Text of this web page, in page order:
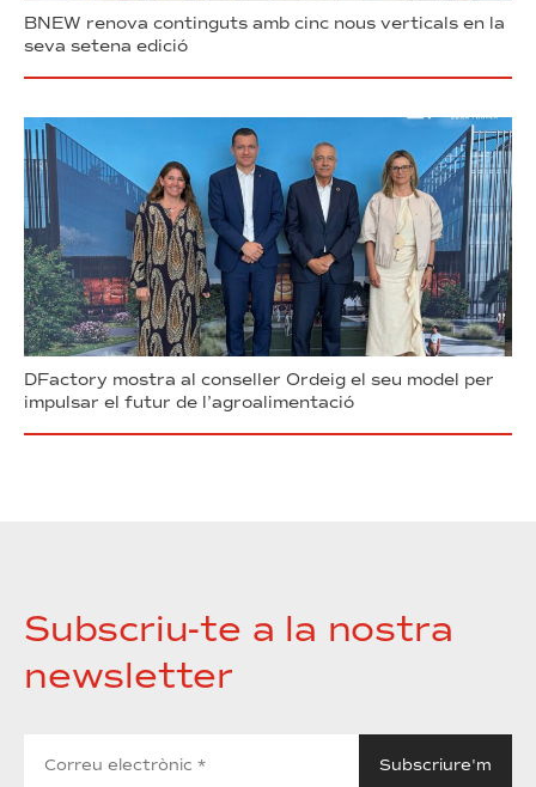
BNEW renova continguts amb cinc nous verticals en la
seva setena edició
DFactory mostra al conseller Ordeig el seu model per
impulsar el futur de l’agroalimentació
Subscriu-te a la nostra
newsletter